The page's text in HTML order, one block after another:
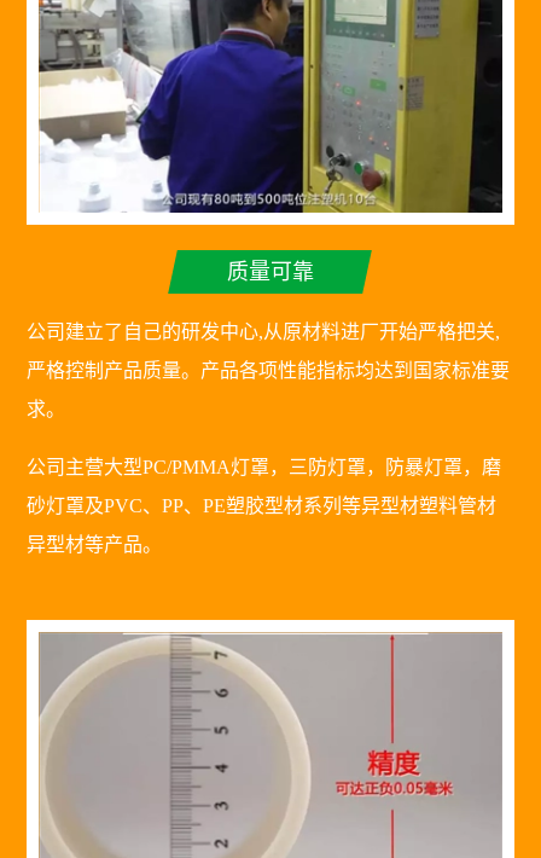
质量可靠
公司建立了自己的研发中心,从原材料进厂开始严格把关,
严格控制产品质量。产品各项性能指标均达到国家标准要
求。
公司主营大型PC/PMMA灯罩，三防灯罩，防暴灯罩，磨
砂灯罩及PVC、PP、PE塑胶型材系列等异型材塑料管材
异型材等产品。